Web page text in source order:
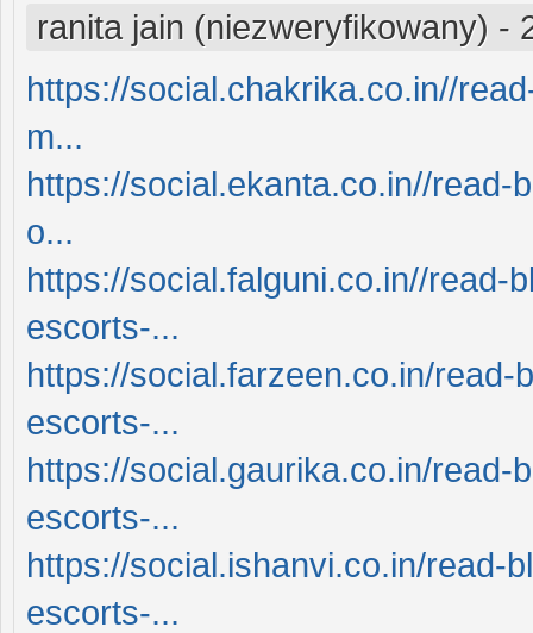
ranita jain (niezweryfikowany) -
https://social.chakrika.co.in//
m...
https://social.ekanta.co.in//
o...
https://social.falguni.co.in//read-
escorts-...
https://social.farzeen.co.in/
escorts-...
https://social.gaurika.co.in/read-
escorts-...
https://social.ishanvi.co.in/read-
escorts-...